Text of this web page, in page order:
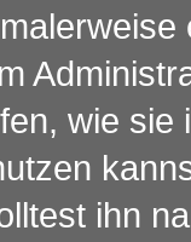
wie
ihn